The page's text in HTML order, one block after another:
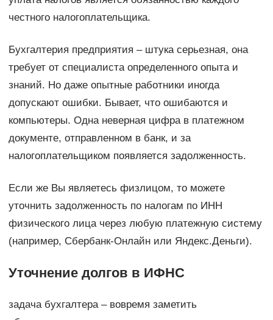
честного налогоплательщика.
Бухгалтерия предприятия – штука серьезная, она
требует от специалиста определенного опыта и
знаний. Но даже опытные работники иногда
допускают ошибки. Бывает, что ошибаются и
компьютеры. Одна неверная цифра в платежном
документе, отправленном в банк, и за
налогоплательщиком появляется задолженность.
Если же Вы являетесь физлицом, то можете
уточнить задолженность по налогам по ИНН
физического лица через любую платежную систему
(например, Сбербанк-Онлайн или Яндекс.Деньги).
Уточнение долгов в ИФНС
задача бухгалтера – вовремя заметить